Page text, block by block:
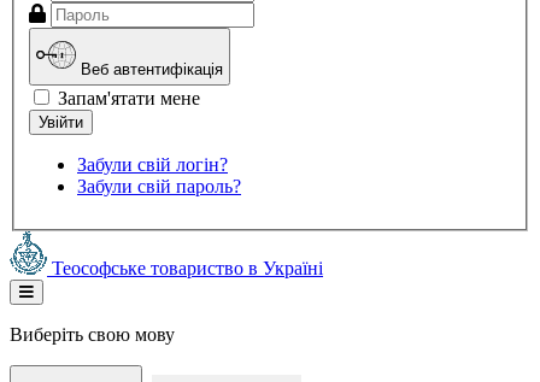
Веб автентифікація
Запам'ятати мене
Забули свій логін?
Забули свій пароль?
Теософське товариство в Україні
Виберіть свою мову